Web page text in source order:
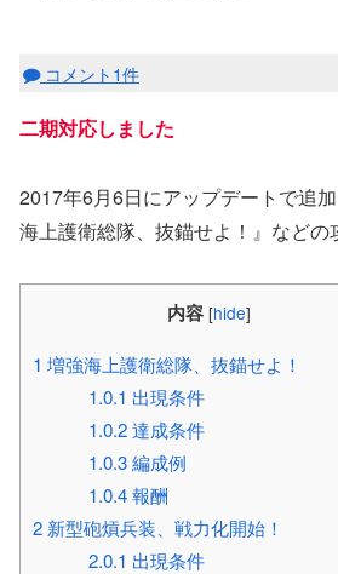
コメント1件
二期対応しました
2017年6月6日にアップデートで追
海上護衛総隊、抜錨せよ！』などの
内容 [hide]
1 増強海上護衛総隊、抜錨せよ！
1.0.1 出現条件
1.0.2達成条件
1.0.3編成例
1.0.4報酬
2 新型砲熕兵装、戦力化開始！
2.0.1 出現条件